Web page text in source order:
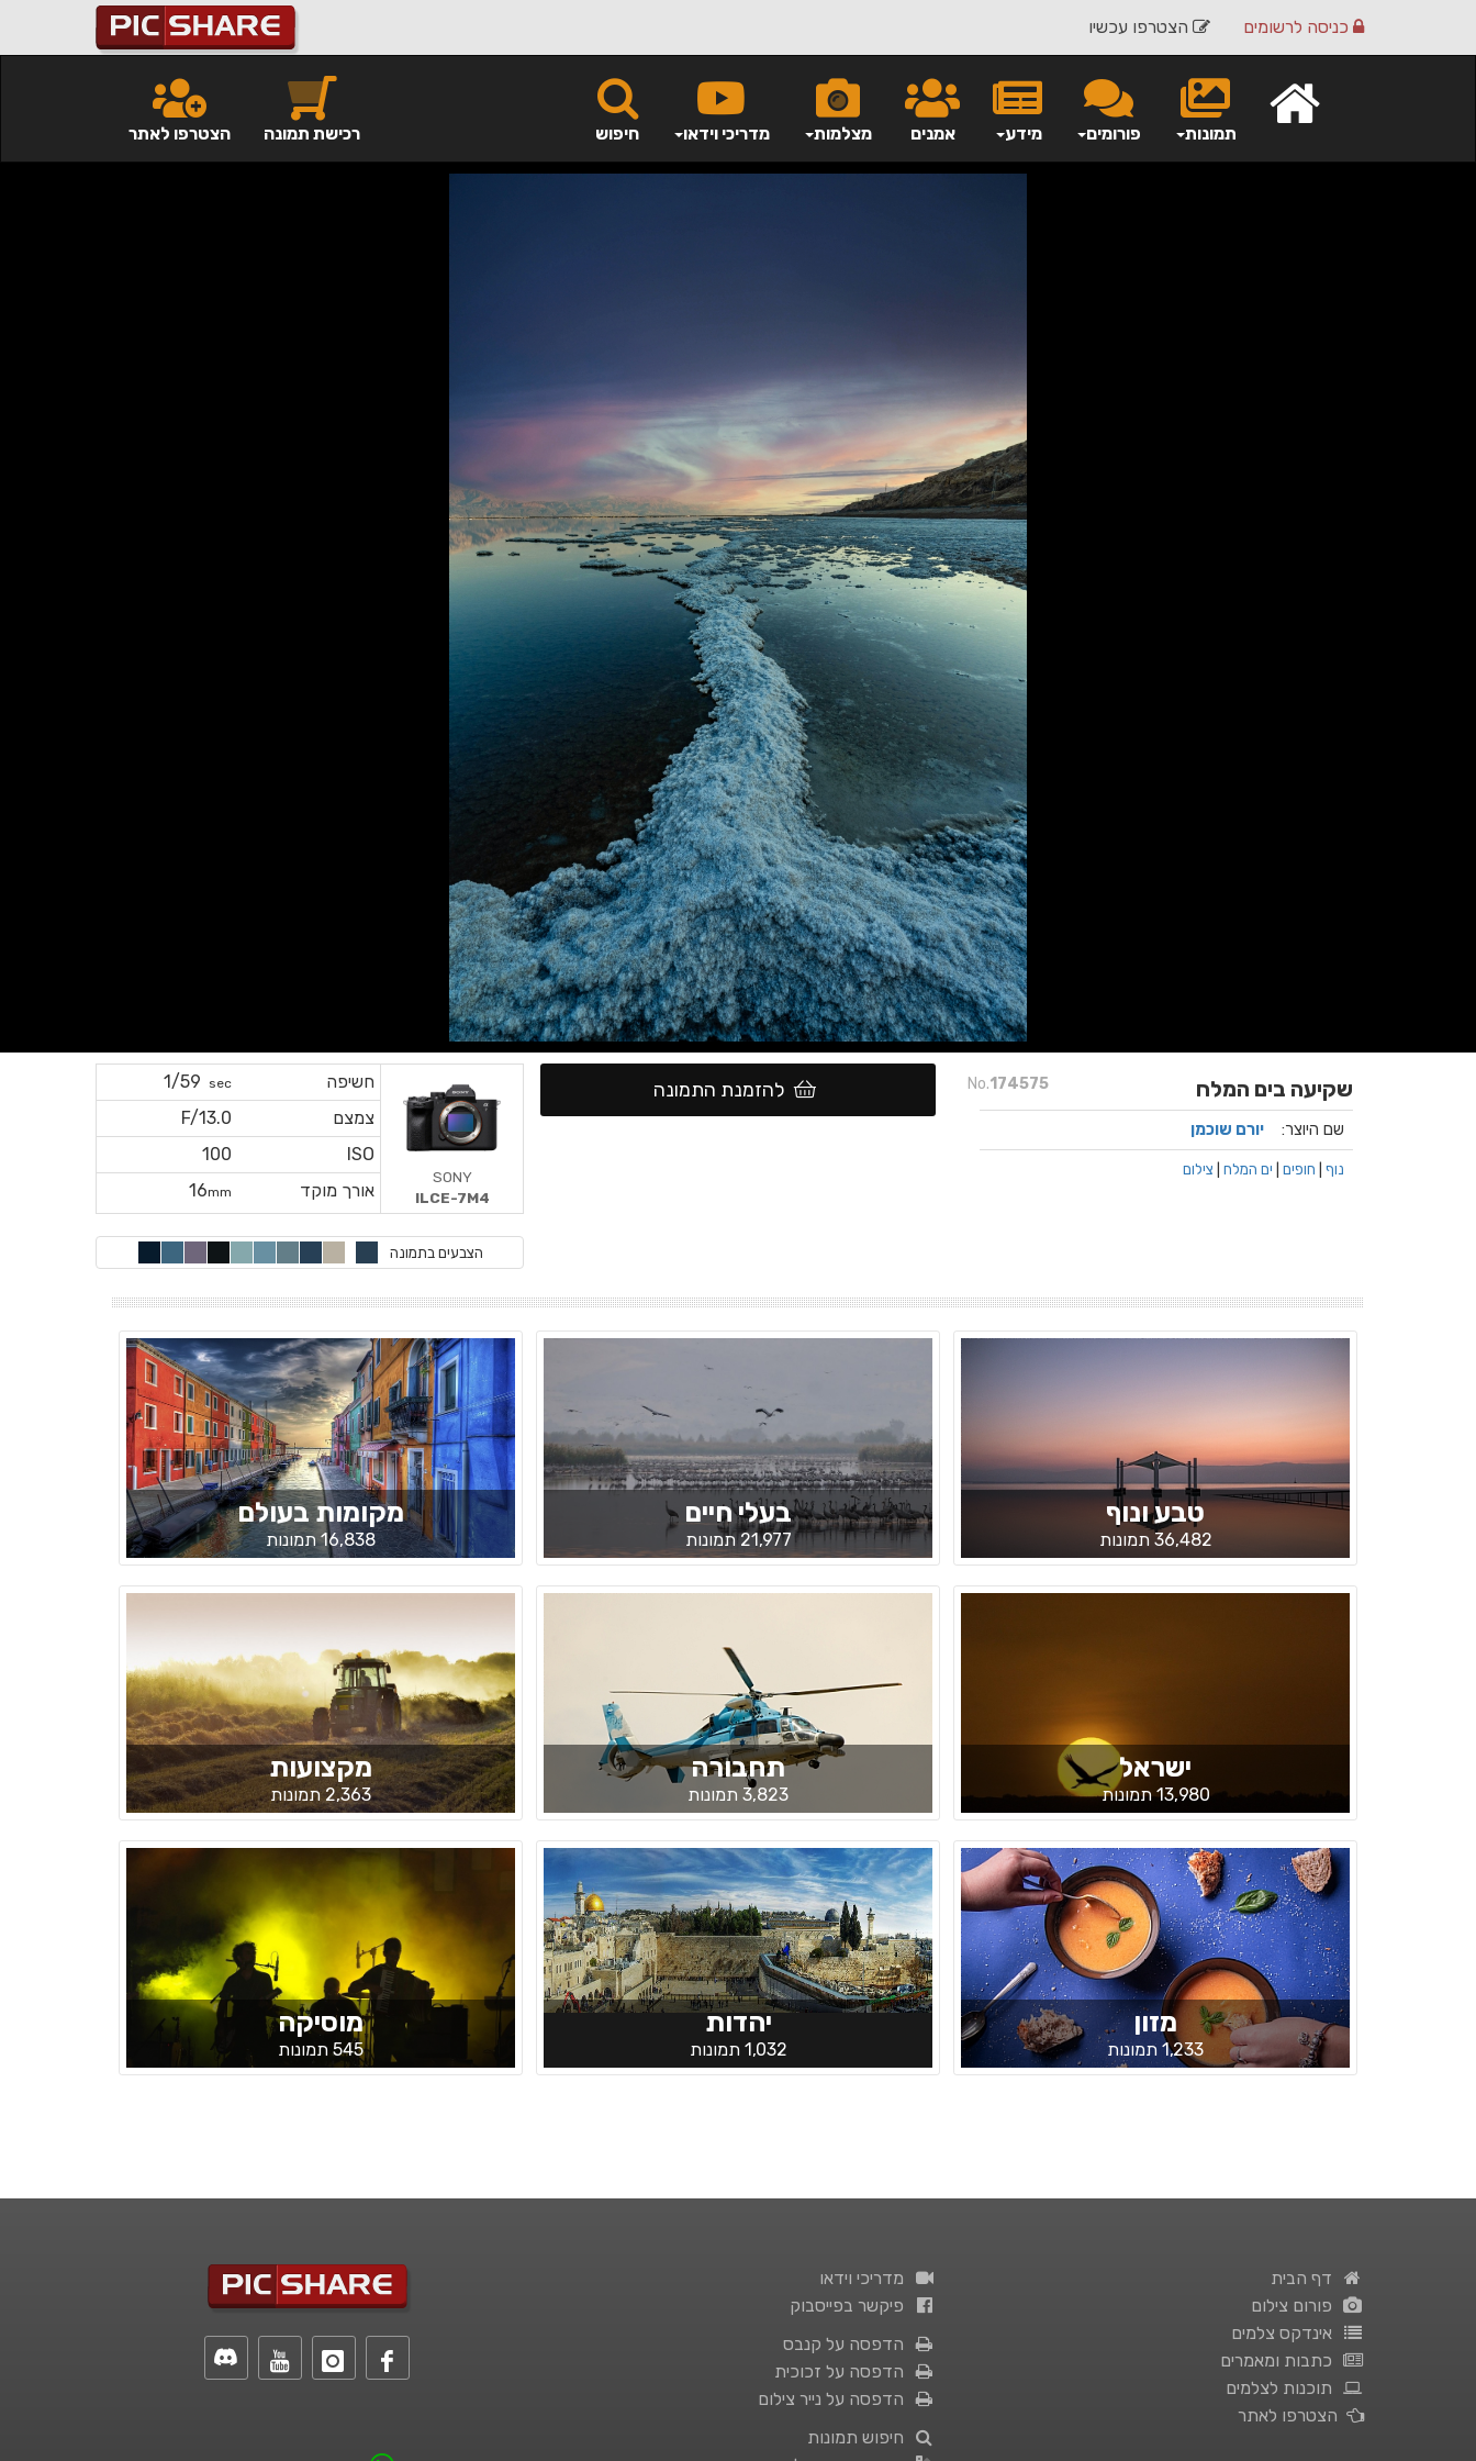
הצטרפו עכשיו כניסה לרשומים
חיפוש מדריכי וידאו מצלמות אמנים מידע פורומים תמונות הצטרפו לאתר רכישת תמונה
No.174575 שקיעה בים המלח
שם היוצר: יורם שוכמן
נוף חופים ים המלח צילום
חשיפה sec
1/59
צמצם
F/13.0
ISO
100
אורך מוקד
16mm
SONY
ILCE-7M4
הצבעים בתמונה
להזמנת התמונה
טבע ונוף
36,482 תמונות
בעלי חיים
21,977 תמונות
מקומות בעולם
16,838 תמונות
ישראל
13,980 תמונות
תחבורה
3,823 תמונות
מקצועות
2,363 תמונות
מזון
1,233 תמונות
יהדות
1,032 תמונות
מוסיקה
545 תמונות
מדריכי וידאו
פיקשר בפייסבוק
הדפסה על קנבס
הדפסה על זכוכית
הדפסה על נייר צילום
חיפוש תמונות
דף הבית
פורום צילום
אינדקס צלמים
כתבות ומאמרים
תוכנות לצלמים
הצטרפו לאתר